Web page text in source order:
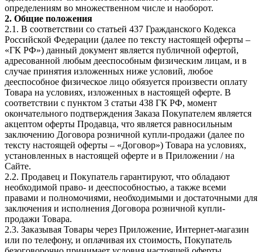
определениям во множественном числе и наоборот.
2. Общие положения
2.1. В соответствии со статьей 437 Гражданского Кодекса
Российской Федерации (далее по тексту настоящей оферты –
«ГК РФ») данный документ является публичной офертой,
адресованной любым дееспособным физическим лицам, и в
случае принятия изложенных ниже условий, любое
дееспособное физическое лицо обязуется произвести оплату
Товара на условиях, изложенных в настоящей оферте. В
соответствии с пунктом 3 статьи 438 ГК РФ, момент
окончательного подтверждения Заказа Покупателем является
акцептом оферты Продавца, что является равносильным
заключению Договора розничной купли-продажи (далее по
тексту настоящей оферты – «Договор») Товара на условиях,
установленных в настоящей оферте и в Приложении / на
Сайте.
2.2. Продавец и Покупатель гарантируют, что обладают
необходимой право- и дееспособностью, а также всеми
правами и полномочиями, необходимыми и достаточными для
заключения и исполнения Договора розничной купли-
продажи Товара.
2.3. Заказывая Товары через Приложение, Интернет-магазин
или по телефону, и оплачивая их стоимость, Покупатель